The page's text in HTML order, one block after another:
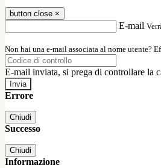
button close ×
E-mail
Non hai una e-mail associata al nome utente?
E-mail inviata, si prega di controllare la
Errore
Chiudi
Successo
Chiudi
Informazione